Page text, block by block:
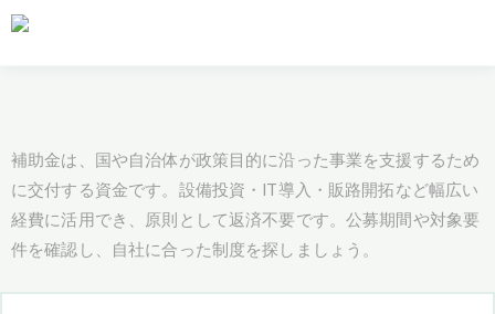
補助金は、国や自治体が政策目的に沿った事業を支援するため
に交付する資金です。設備投資・IT導入・販路開拓など幅広い
経費に活用でき、原則として返済不要です。公募期間や対象要
件を確認し、自社に合った制度を探しましょう。